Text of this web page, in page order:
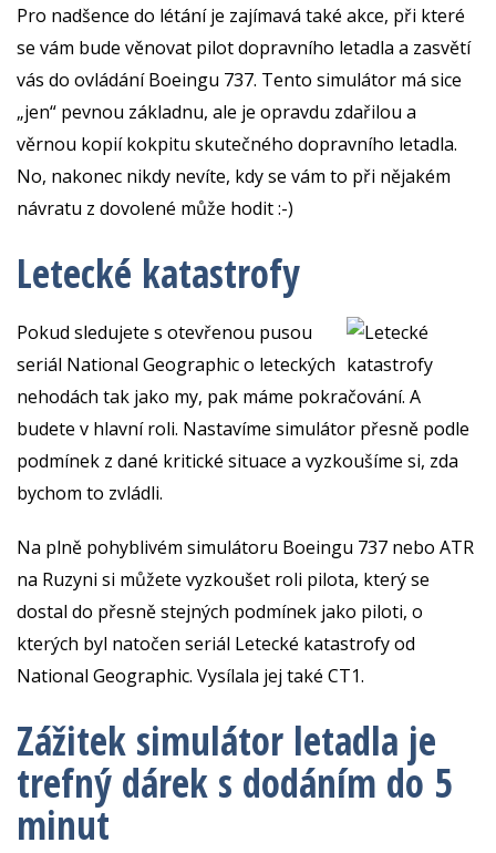
Pro nadšence do létání je zajímavá také akce, při které
se vám bude věnovat pilot dopravního letadla a zasvětí
vás do ovládání Boeingu 737. Tento simulátor má sice
„jen“ pevnou základnu, ale je opravdu zdařilou a
věrnou kopií kokpitu skutečného dopravního letadla.
No, nakonec nikdy nevíte, kdy se vám to při nějakém
návratu z dovolené může hodit :-)
Letecké katastrofy
Pokud sledujete s otevřenou pusou
seriál National Geographic o leteckých
nehodách tak jako my, pak máme pokračování. A
budete v hlavní roli. Nastavíme simulátor přesně podle
podmínek z dané kritické situace a vyzkoušíme si, zda
bychom to zvládli.
Na plně pohyblivém simulátoru Boeingu 737 nebo ATR
na Ruzyni si můžete vyzkoušet roli pilota, který se
dostal do přesně stejných podmínek jako piloti, o
kterých byl natočen seriál Letecké katastrofy od
National Geographic. Vysílala jej také CT1.
Zážitek simulátor letadla je
trefný dárek s dodáním do 5
minut